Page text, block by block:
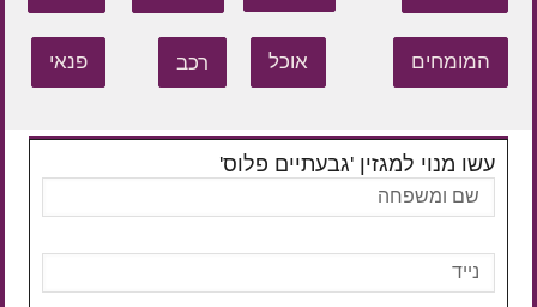
המומחים אוכל רכב פנאי
עשו מנוי למגזין 'גבעתיים פלוס'